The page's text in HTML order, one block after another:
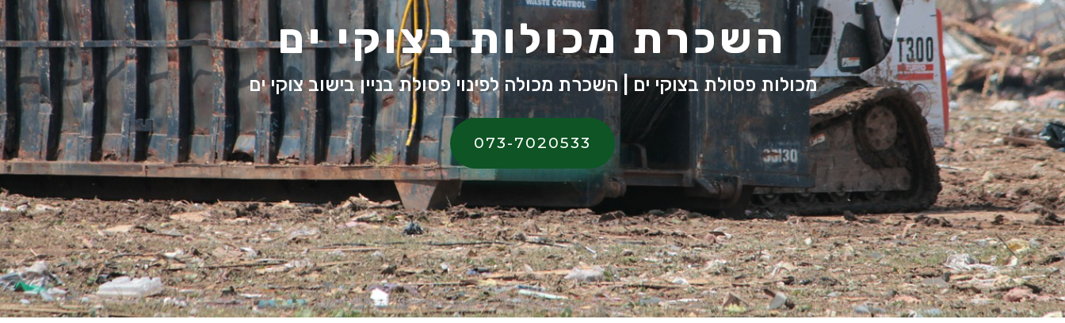
השכרת מכולות בצוקי ים
מכולות פסולת בצוקי ים | השכרת מכולה לפינוי פסולת בניין בישוב צוקי ים
073-7020533